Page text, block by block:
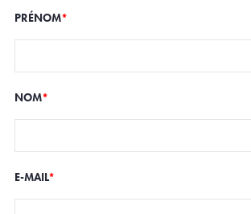
PRÉNOM*
NOM*
E-MAIL*